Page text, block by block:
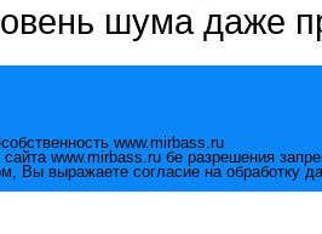
шума даже
www.mirbass.ru
сайта www.mirbass.ru бе разрешения
Вы выражаете согласие на обработку